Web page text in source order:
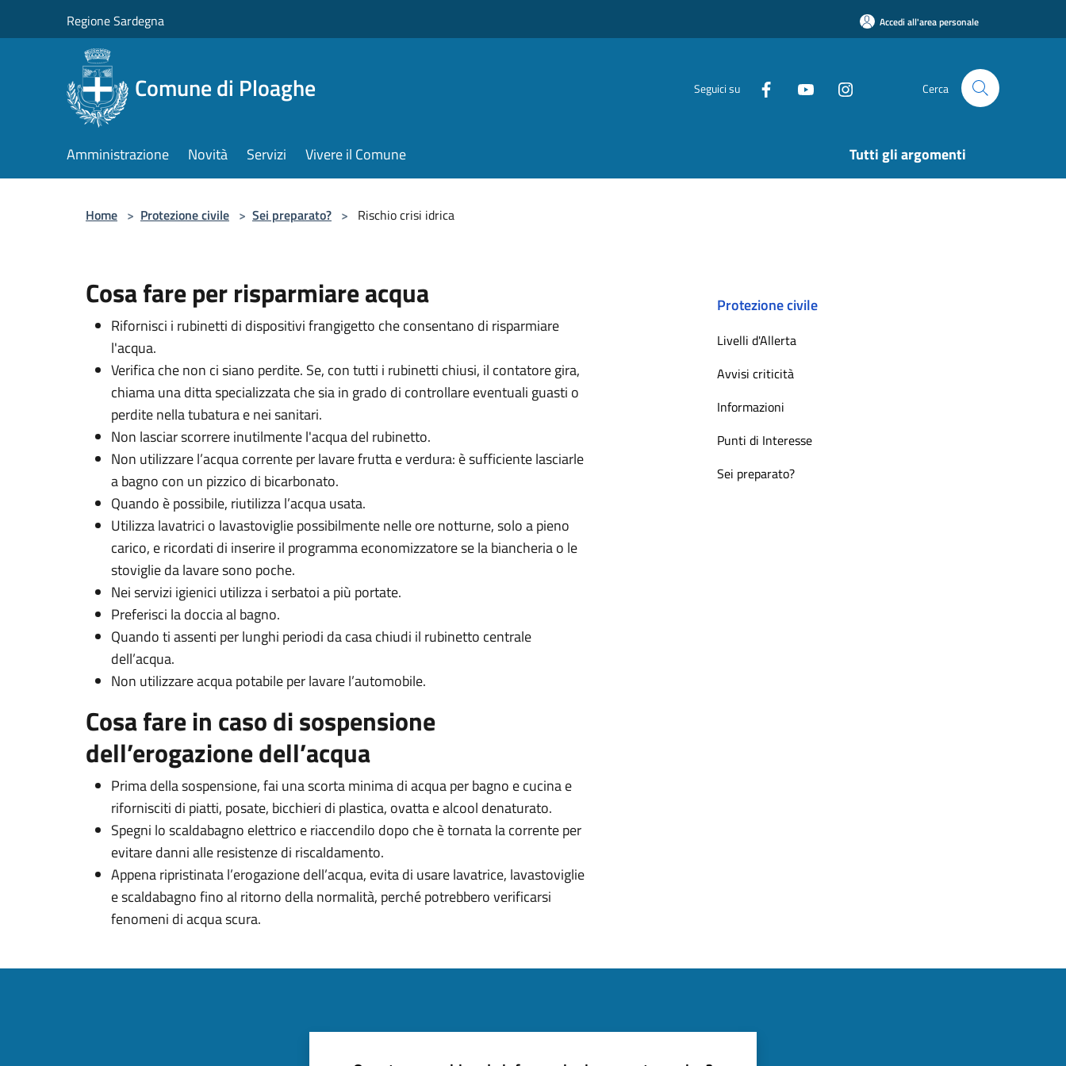
Regione Sardegna Accedi all'area personale
Comune di Ploaghe Seguici su Cerca
Amministrazione Novità Servizi Vivere il Comune Tutti gli argomenti
Home > Protezione civile > Sei preparato? > Rischio crisi idrica
Cosa fare per risparmiare acqua
Rifornisci i rubinetti di dispositivi frangigetto che consentano di risparmiare
l'acqua.
Verifica che non ci siano perdite. Se, con tutti i rubinetti chiusi, il contatore gira,
chiama una ditta specializzata che sia in grado di controllare eventuali guasti o
perdite nella tubatura e nei sanitari.
Non lasciar scorrere inutilmente l'acqua del rubinetto.
Non utilizzare l’acqua corrente per lavare frutta e verdura: è sufficiente lasciarle
a bagno con un pizzico di bicarbonato.
Quando è possibile, riutilizza l’acqua usata.
Utilizza lavatrici o lavastoviglie possibilmente nelle ore notturne, solo a pieno
carico, e ricordati di inserire il programma economizzatore se la biancheria o le
stoviglie da lavare sono poche.
Nei servizi igienici utilizza i serbatoi a più portate.
Preferisci la doccia al bagno.
Quando ti assenti per lunghi periodi da casa chiudi il rubinetto centrale
dell’acqua.
Non utilizzare acqua potabile per lavare l’automobile.
Cosa fare in caso di sospensione
dell’erogazione dell’acqua
Prima della sospensione, fai una scorta minima di acqua per bagno e cucina e
rifornisciti di piatti, posate, bicchieri di plastica, ovatta e alcool denaturato.
Spegni lo scaldabagno elettrico e riaccendilo dopo che è tornata la corrente per
evitare danni alle resistenze di riscaldamento.
Appena ripristinata l’erogazione dell’acqua, evita di usare lavatrice, lavastoviglie
e scaldabagno fino al ritorno della normalità, perché potrebbero verificarsi
fenomeni di acqua scura.
Protezione civile
Livelli d'Allerta
Avvisi criticità
Informazioni
Punti di Interesse
Sei preparato?